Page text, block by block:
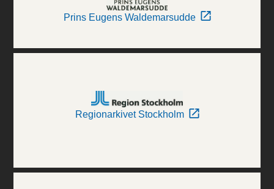
Prins Eugens Waldemarsudde
Regionarkivet Stockholm